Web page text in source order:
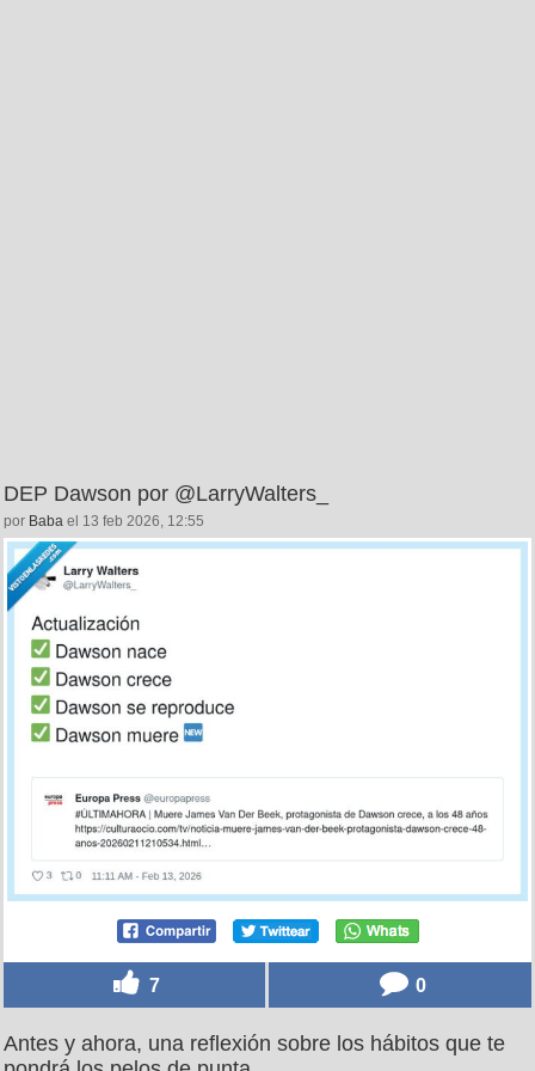
DEP Dawson por @LarryWalters_
por Baba el 13 feb 2026, 12:55
7 0
Antes y ahora, una reflexión sobre los hábitos que te